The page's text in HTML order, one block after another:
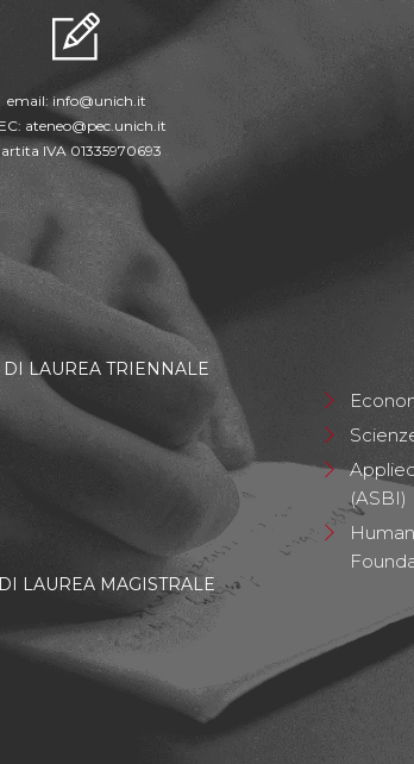
email:info@unich.it
ateneo@pec.unich.it
IVA 01335970693
DI LAUREA TRIENNALE
LAUREA MAGISTRALE
(ASBI)